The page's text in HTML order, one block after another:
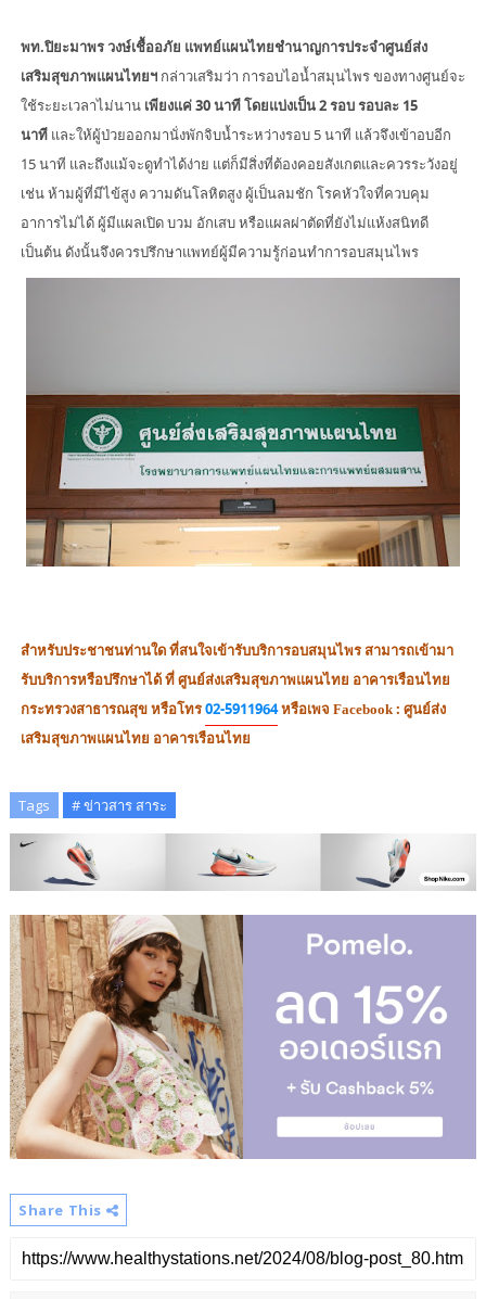
พท.ปิยะมาพร วงษ์เชื้ออภัย แพทย์แผนไทยชำนาญการประจำศูนย์ส่ง
เสริมสุขภาพแผนไทยฯกล่าวเสริมว่า การอบไอน้ำสมุนไพร ของทางศูนย์จะ
ใช้ระยะเวลาไม่นานเพียงแค่ 30 นาที โดยแบ่งเป็น 2 รอบ รอบละ 15
นาทีและให้ผู้ป่วยออกมานั่งพักจิบน้ำระหว่างรอบ 5 นาที แล้วจึงเข้าอบอีก
15 นาที และถึงแม้จะดูทำได้ง่าย แต่ก็มีสิ่งที่ต้องคอยสังเกตและควรระวังอยู่
เช่น ห้ามผู้ที่มีไข้สูง ความดันโลหิตสูง ผู้เป็นลมชัก โรคหัวใจที่ควบคุม
อาการไม่ได้ ผู้มีแผลเปิด บวม อักเสบ หรือแผลผ่าตัดที่ยังไม่แห้งสนิทดี
เป็นต้น ดังนั้นจึงควรปรึกษาแพทย์ผู้มีความรู้ก่อนทำการอบสมุนไพร
สำหรับประชาชนท่านใด ที่สนใจเข้ารับบริการอบสมุนไพร สามารถเข้ามา
รับบริการหรือปรึกษาได้ ที่ ศูนย์ส่งเสริมสุขภาพแผนไทย อาคารเรือนไทย
กระทรวงสาธารณสุข หรือโทร02-5911964หรือเพจ Facebook : ศูนย์ส่ง
เสริมสุขภาพแผนไทย อาคารเรือนไทย
Tags # ข่าวสาร สาระ
Share This